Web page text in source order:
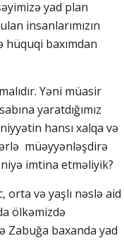
yad plan
insanlarımızın
hüquqi baxımdan
Yəni müasir
yaratdığımız
hansı xalqa və
müəyyənləşdirə
imtina etməliyik?
orta və yaşlı nəslə aid
ölkəmizdə
Zabuğa baxanda yad